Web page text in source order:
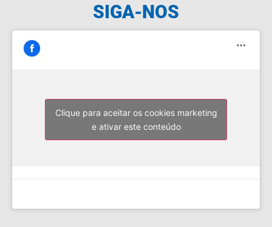
SIGA-NOS
Clique para aceitar os cookies marketing
e ativar este conteúdo